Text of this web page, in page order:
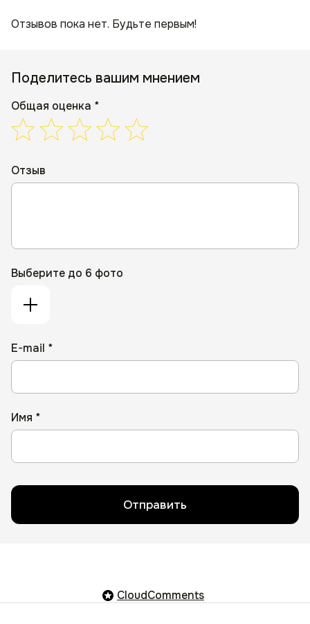
Отзывов пока нет. Будьте первым!
Поделитесь вашим мнением
Общая оценка *
Отзыв
Выберите до 6 фото
E-mail *
Имя *
Отправить
CloudComments